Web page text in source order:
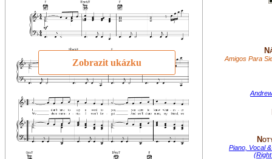
Zobrazit ukázku Amigos Para
Piano, Vocal